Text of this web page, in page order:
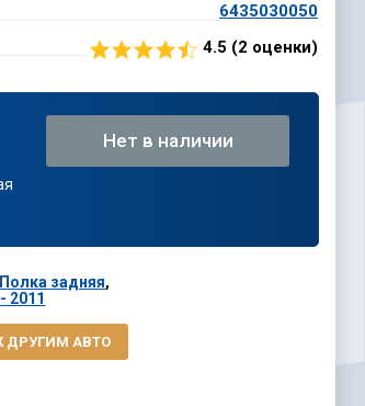
6435030050
4.5 (2 оценки)
Нет в наличии
Полка задняя,
2011
ДРУГИМ АВТО